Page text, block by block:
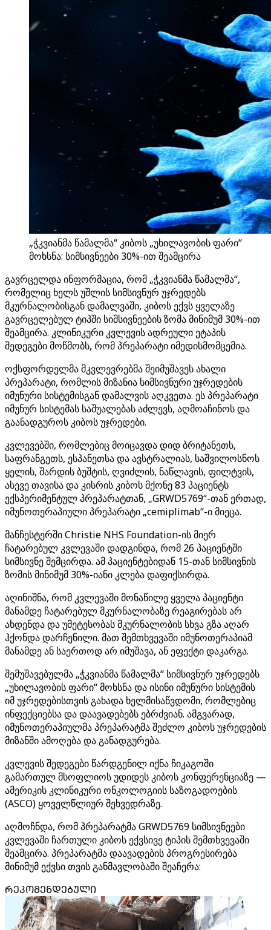
„ჭკვიანმა წამალმა“ კიბოს „უხილავობის ფარი“
მოხსნა: სიმსივნეები 30%-ით შეამცირა
გავრცელდა ინფორმაცია, რომ „ჭკვიანმა წამალმა“,
რომელიც ხელს უშლის სიმსივნურ უჯრედებს
მკურნალობისგან დამალვაში, კიბოს ექვს ყველაზე
გავრცელებულ ტიპში სიმსივნეების ზომა მინიმუმ 30%-ით
შეამცირა. კლინიკური კვლევის ადრეული ეტაპის
შედეგები მოწმობს, რომ პრეპარატი იმედისმომცემია.
ოქსფორდელმა მკვლევრებმა შეიმუშავეს ახალი
პრეპარატი, რომლის მიზანია სიმსივნური უჯრედების
იმუნური სისტემისგან დამალვის აღკვეთა. ეს პრეპარატი
იმუნურ სისტემას საშუალებას აძლევს, აღმოაჩინოს და
გაანადგუროს კიბოს უჯრედები.
კვლევებში, რომლებიც მოიცავდა დიდ ბრიტანეთს,
საფრანგეთს, ესპანეთსა და ავსტრალიას, საშვილოსნოს
ყელის, შარდის ბუშტის, ღვიძლის, ნაწლავის, ფილტვის,
ასევე თავისა და კისრის კიბოს მქონე 83 პაციენტს
ექსპერიმენტულ პრეპარატთან, „GRWD5769“-თან ერთად,
იმუნოთერაპიული პრეპარატი „cemiplimab“-ი მიეცა.
მანჩესტერში Christie NHS Foundation-ის მიერ
ჩატარებულ კვლევაში დადგინდა, რომ 26 პაციენტში
სიმსივნე შემცირდა. ამ პაციენტებიდან 15-თან სიმსივნის
ზომის მინიმუმ 30%-იანი კლება დაფიქსირდა.
აღინიშნა, რომ კვლევაში მონაწილე ყველა პაციენტი
მანამდე ჩატარებულ მკურნალობაზე რეაგირებას არ
ახდენდა და უმეტესობას მკურნალობის სხვა გზა აღარ
ჰქონდა დარჩენილი. მათ შემთხვევაში იმუნოთერაპიამ
მანამდე ან საერთოდ არ იმუშავა, ან ეფექტი დაკარგა.
შემუშავებულმა „ჭკვიანმა წამალმა“ სიმსივნურ უჯრედებს
„უხილავობის ფარი“ მოხსნა და ისინი იმუნური სისტემის
იმ უჯრედებისთვის გახადა ხელმისაწვდომი, რომლებიც
ინფექციებსა და დაავადებებს ებრძვიან. ამგვარად,
იმუნოთერაპიულმა პრეპარატმა შეძლო კიბოს უჯრედების
მიზანში ამოღება და განადგურება.
კვლევის შედეგები წარდგენილ იქნა ჩიკაგოში
გამართულ მსოფლიოს უდიდეს კიბოს კონფერენციაზე —
ამერიკის კლინიკური ონკოლოგიის საზოგადოების
(ASCO) ყოველწლიურ შეხვედრაზე.
აღმოჩნდა, რომ პრეპარატმა GRWD5769 სიმსივნეები
კვლევაში ჩართული კიბოს ექვსივე ტიპის შემთხვევაში
შეამცირა. პრეპარატმა დაავადების პროგრესირება
მინიმუმ ექვსი თვის განმავლობაში შეაჩერა:
ᲠᲔᲙᲝᲛᲔᲜᲓᲔᲑᲣᲚᲘ